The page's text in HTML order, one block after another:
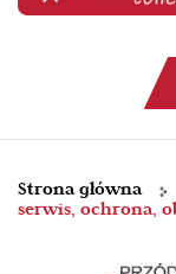
Strona główna
serwis, ochrona,